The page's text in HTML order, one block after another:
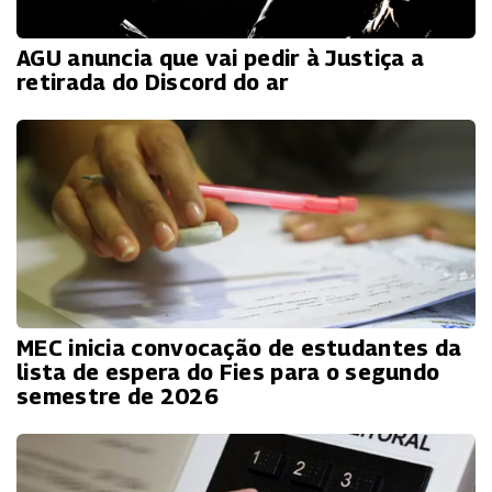
AGU anuncia que vai pedir à Justiça a
retirada do Discord do ar
MEC inicia convocação de estudantes da
lista de espera do Fies para o segundo
semestre de 2026